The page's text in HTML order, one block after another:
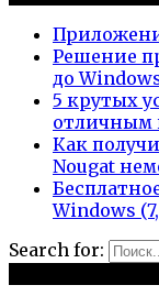
Решение
до
5 крутых
отличным
Как
Nougat
Windows
Search for: